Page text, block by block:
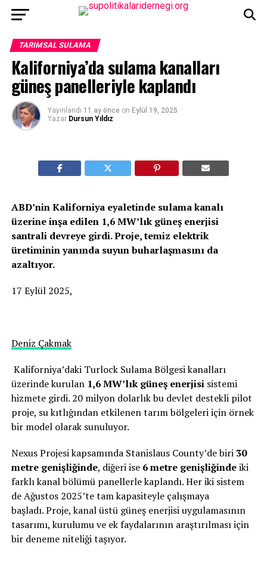
TARIMSAL SULAMA
Kaliforniya’da sulama kanalları
güneş panelleriyle kaplandı
Yayınlandı 11 ay önce on Eylül 19, 2025
Yazar Dursun Yıldız
ABD’nin Kaliforniya eyaletinde sulama kanalı
üzerine inşa edilen 1,6 MW’lık güneş enerjisi
santrali devreye girdi. Proje, temiz elektrik
üretiminin yanında suyun buharlaşmasını da
azaltıyor.
17 Eylül 2025,
Deniz Çakmak
Kaliforniya’daki Turlock Sulama Bölgesi kanalları
üzerinde kurulan 1,6 MW’lık güneş enerjisi sistemi
hizmete girdi. 20 milyon dolarlık bu devlet destekli pilot
proje, su kıtlığından etkilenen tarım bölgeleri için örnek
bir model olarak sunuluyor.
Nexus Projesi kapsamında Stanislaus County’de biri 30
metre genişliğinde, diğeri ise 6 metre genişliğindeiki
farklı kanal bölümü panellerle kaplandı. Her iki sistem
de Ağustos 2025’te tam kapasiteyle çalışmaya
başladı. Proje, kanal üstü güneş enerjisi uygulamasının
tasarımı, kurulumu ve ek faydalarının araştırılması için
bir deneme niteliği taşıyor.